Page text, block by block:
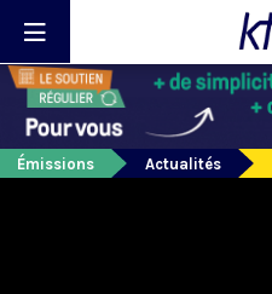
Émissions Actualités